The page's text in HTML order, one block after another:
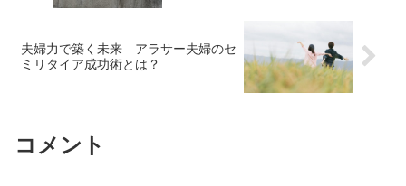
夫婦力で築く未来 アラサー夫婦のセ
ミリタイア成功術とは？
コメント